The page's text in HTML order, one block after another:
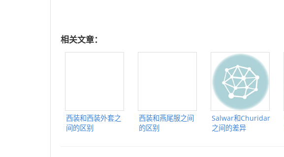
相关文章：
西装和西装外套之
间的区别
西装和燕尾服之间
的区别
Salwar和Churidar
之间的差异